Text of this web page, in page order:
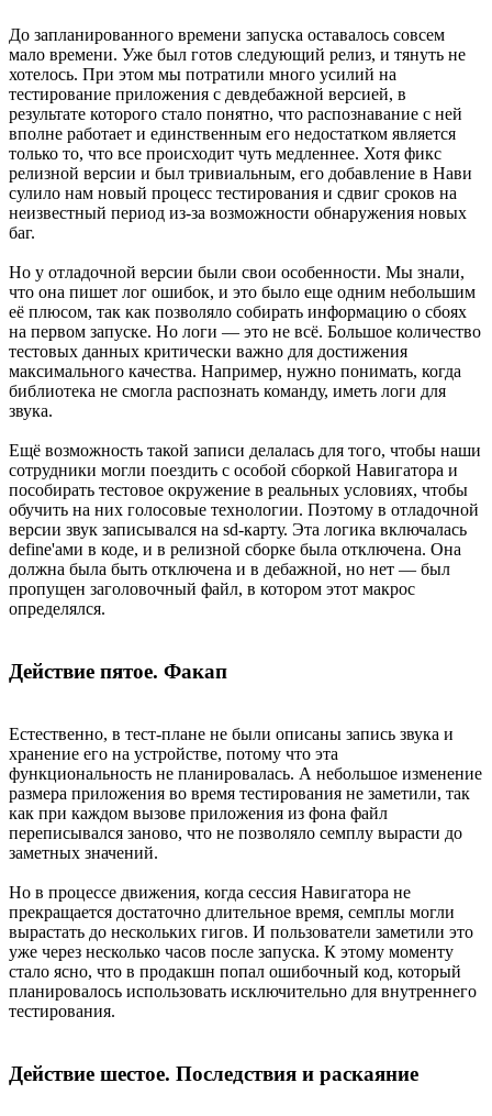
До запланированного времени запуска оставалось совсем
мало времени. Уже был готов следующий релиз, и тянуть не
хотелось. При этом мы потратили много усилий на
тестирование приложения с девдебажной версией, в
результате которого стало понятно, что распознавание с ней
вполне работает и единственным его недостатком является
только то, что все происходит чуть медленнее. Хотя фикс
релизной версии и был тривиальным, его добавление в Нави
сулило нам новый процесс тестирования и сдвиг сроков на
неизвестный период из-за возможности обнаружения новых
баг.
Но у отладочной версии были свои особенности. Мы знали,
что она пишет лог ошибок, и это было еще одним небольшим
её плюсом, так как позволяло собирать информацию о сбоях
на первом запуске. Но логи — это не всё. Большое количество
тестовых данных критически важно для достижения
максимального качества. Например, нужно понимать, когда
библиотека не смогла распознать команду, иметь логи для
звука.
Ещё возможность такой записи делалась для того, чтобы наши
сотрудники могли поездить с особой сборкой Навигатора и
пособирать тестовое окружение в реальных условиях, чтобы
обучить на них голосовые технологии. Поэтому в отладочной
версии звук записывался на sd-карту. Эта логика включалась
define'ами в коде, и в релизной сборке была отключена. Она
должна была быть отключена и в дебажной, но нет — был
пропущен заголовочный файл, в котором этот макрос
определялся.
Действие пятое. Факап
Естественно, в тест-плане не были описаны запись звука и
хранение его на устройстве, потому что эта
функциональность не планировалась. А небольшое изменение
размера приложения во время тестирования не заметили, так
как при каждом вызове приложения из фона файл
переписывался заново, что не позволяло семплу вырасти до
заметных значений.
Но в процессе движения, когда сессия Навигатора не
прекращается достаточно длительное время, семплы могли
вырастать до нескольких гигов. И пользователи заметили это
уже через несколько часов после запуска. К этому моменту
стало ясно, что в продакшн попал ошибочный код, который
планировалось использовать исключительно для внутреннего
тестирования.
Действие шестое. Последствия и раскаяние